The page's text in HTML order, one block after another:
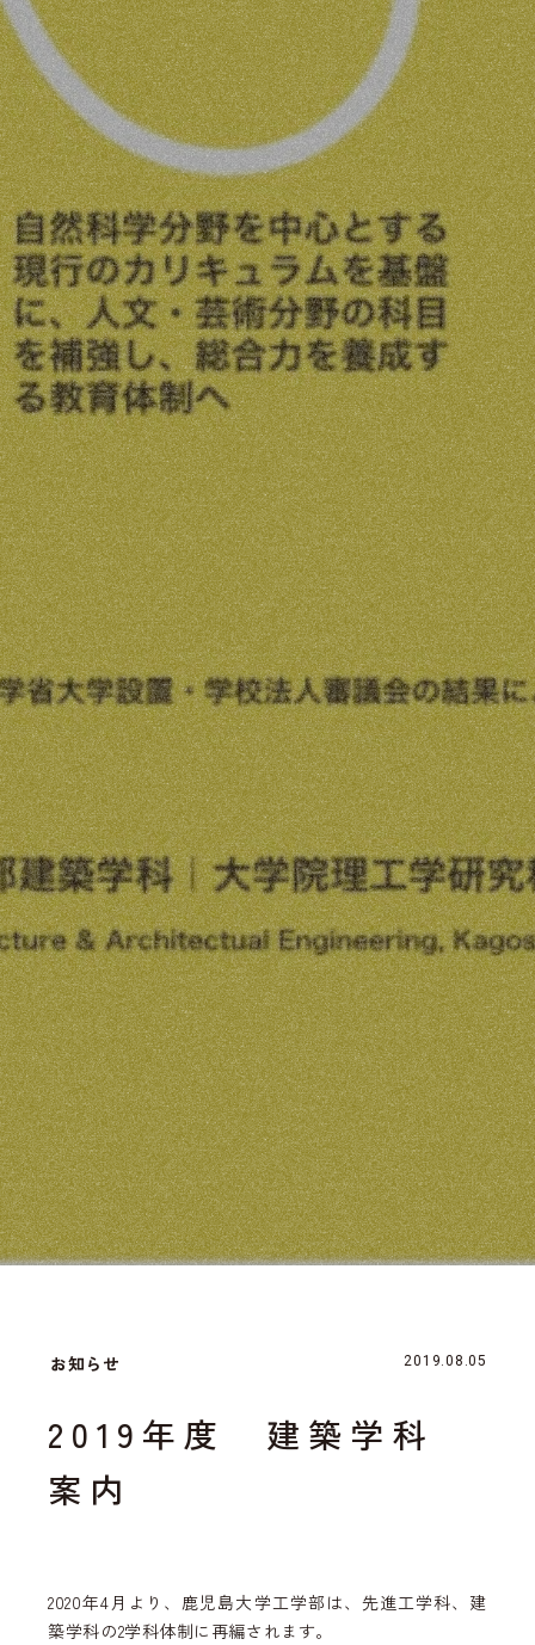
お知らせ 2019.08.05
2019年度 建築学科
案内
2020年4月より、鹿児島大学工学部は、先進工学科、建
築学科の2学科体制に再編されます。